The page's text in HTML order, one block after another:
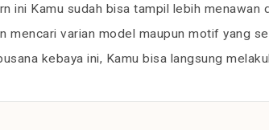
ini Kamu sudah bisa tampil lebih
mencari varian model maupun motif yang
kebaya ini, Kamu bisa langsung